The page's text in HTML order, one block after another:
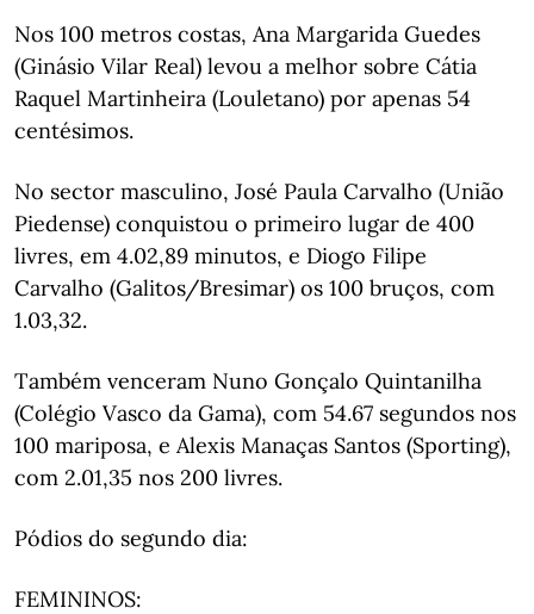
Nos 100 metros costas, Ana Margarida Guedes
(Ginásio Vilar Real) levou a melhor sobre Cátia
Raquel Martinheira (Louletano) por apenas 54
centésimos.
No sector masculino, José Paula Carvalho (União
Piedense) conquistou o primeiro lugar de 400
livres, em 4.02,89 minutos, e Diogo Filipe
Carvalho (Galitos/Bresimar) os 100 bruços, com
1.03,32.
Também venceram Nuno Gonçalo Quintanilha
(Colégio Vasco da Gama), com 54.67 segundos nos
100 mariposa, e Alexis Manaças Santos (Sporting),
com 2.01,35 nos 200 livres.
Pódios do segundo dia:
FEMININOS: